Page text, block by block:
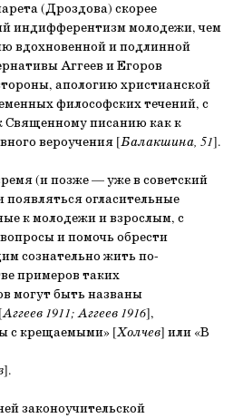
(Дроздова) скорее
индифферентизм молодежи, чем
вдохновенной и подлинной
Аггеев и Егоров
апологию христианской
философских течений, с
Священному писанию как к
вероучения [Балакшина, 51].
(и позже — уже в советский
появляться огласительные
к молодежи и взрослым, с
и помочь обрести
сознательно жить по-
примеров таких
могут быть названы
Аггеев 1911; Аггеев 1916],
с крещаемыми» [Холчев] или «В
].
законоучительской